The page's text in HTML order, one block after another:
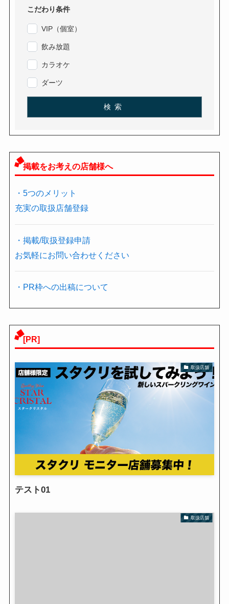
こだわり条件
VIP（個室）
飲み放題
カラオケ
ダーツ
検索
掲載をお考えの店舗様へ
・5つのメリット
充実の取扱店舗登録
・掲載/取扱登録申請
お気軽にお問い合わせください
・PR枠への出稿について
[PR]
取扱店舗
テスト01
取扱店舗